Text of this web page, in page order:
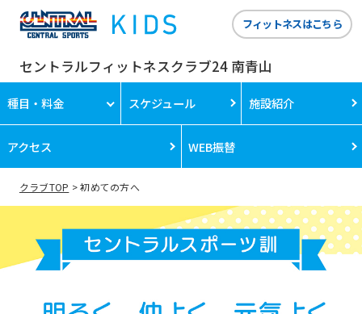
セントラルフィットネスクラブ24 南青山
フィットネスはこちら
種目・料金 スケジュール 施設紹介
アクセス WEB振替
クラブTOP 初めての方へ